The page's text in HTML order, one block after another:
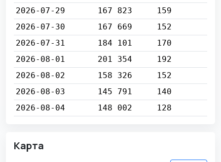
2026-07-29
167 823
159
2026-07-30
167 669
152
2026-07-31
184 101
170
2026-08-01
201 354
192
2026-08-02
158 326
152
2026-08-03
145 791
140
2026-08-04
148 002 128
Карта